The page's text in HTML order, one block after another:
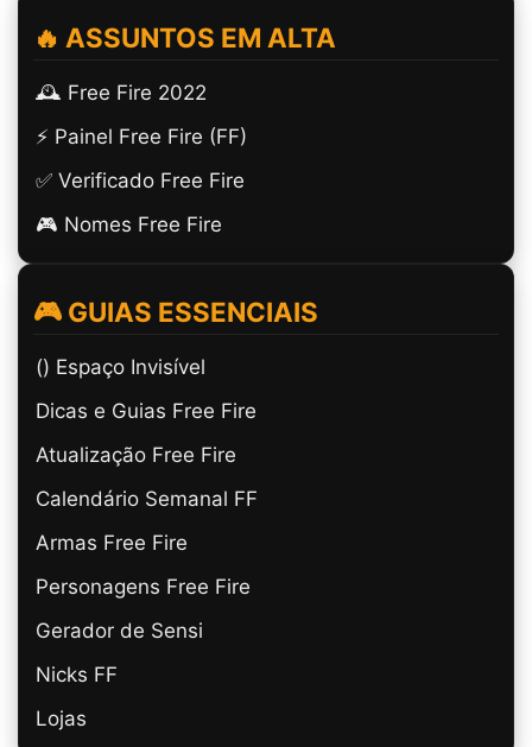
🔥 ASSUNTOS EM ALTA
🕰️ Free Fire 2022
⚡ Painel Free Fire (FF)
✅ Verificado Free Fire
🎮 Nomes Free Fire
🎮 GUIAS ESSENCIAIS
(ㅤ) Espaço Invisível
Dicas e Guias Free Fire
Atualização Free Fire
Calendário Semanal FF
Armas Free Fire
Personagens Free Fire
Gerador de Sensi
Nicks FF
Lojas